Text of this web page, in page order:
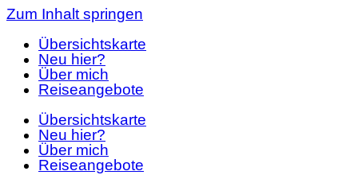
Zum Inhalt springen
Übersichtskarte
Neu hier?
Über mich
Reiseangebote
Übersichtskarte
Neu hier?
Über mich
Reiseangebote